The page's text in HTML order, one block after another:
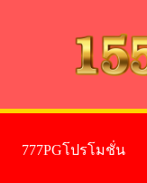
777PGโปรโมชั่น